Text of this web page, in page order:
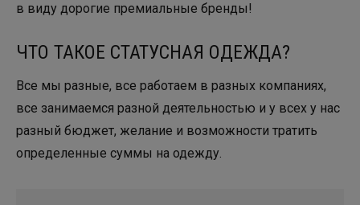
в виду дорогие премиальные бренды!
ЧТО ТАКОЕ СТАТУСНАЯ ОДЕЖДА?
Все мы разные, все работаем в разных компаниях,
все занимаемся разной деятельностью и у всех у нас
разный бюджет, желание и возможности тратить
определенные суммы на одежду.